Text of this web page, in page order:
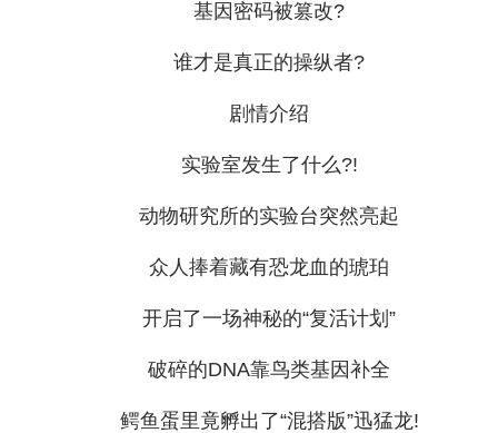
基因密码被篡改?
谁才是真正的操纵者?
剧情介绍
实验室发生了什么?!
动物研究所的实验台突然亮起
众人捧着藏有恐龙血的琥珀
开启了一场神秘的“复活计划”
破碎的DNA靠鸟类基因补全
鳄鱼蛋里竟孵出了“混搭版”迅猛龙!